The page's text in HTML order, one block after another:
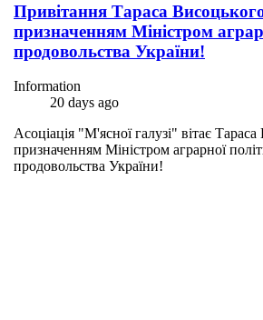
Привітання Тараса Висоцького
призначенням Міністром
продовольства України!
Information
20 days ago
Асоціація "М'ясної галузі" вітає Тараса
призначенням Міністром аграрної
продовольства України!